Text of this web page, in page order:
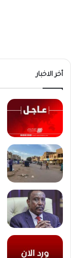
أخر الاخبار